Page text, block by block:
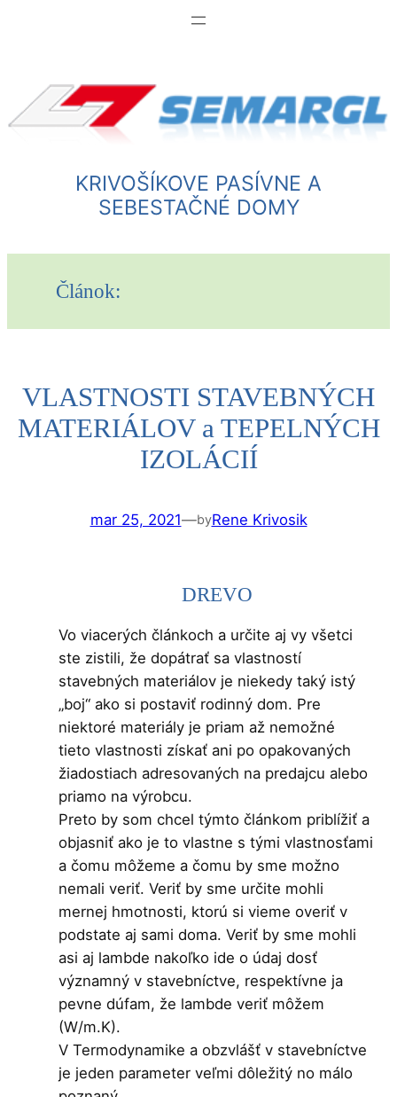
KRIVOŠÍKOVE PASÍVNE A
SEBESTAČNÉ DOMY
Článok:
VLASTNOSTI STAVEBNÝCH
MATERIÁLOV a TEPELNÝCH
IZOLÁCIÍ
mar 25, 2021—byRene Krivosik
DREVO
Vo viacerých článkoch a určite aj vy všetci
ste zistili, že dopátrať sa vlastností
stavebných materiálov je niekedy taký istý
„boj“ ako si postaviť rodinný dom. Pre
niektoré materiály je priam až nemožné
tieto vlastnosti získať ani po opakovaných
žiadostiach adresovaných na predajcu alebo
priamo na výrobcu.
Preto by som chcel týmto článkom priblížiť a
objasniť ako je to vlastne s tými vlastnosťami
a čomu môžeme a čomu by sme možno
nemali veriť. Veriť by sme určite mohli
mernej hmotnosti, ktorú si vieme overiť v
podstate aj sami doma. Veriť by sme mohli
asi aj lambde nakoľko ide o údaj dosť
významný v stavebníctve, respektívne ja
pevne dúfam, že lambde veriť môžem
(W/m.K).
V Termodynamike a obzvlášť v stavebníctve
je jeden parameter veľmi dôležitý no málo